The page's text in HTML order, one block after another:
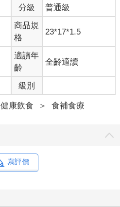
分級 普通級
商品規
格
23*17*1.5
適讀年
齡
全齡適讀
級別
健康飲食 ＞ 食補食療
寫評價